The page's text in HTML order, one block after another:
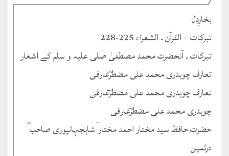
بخارِدل
تبرکات – القرآن ۔ الشعراء 225-228
تبرکات ۔ آنحضرت محمد مصطفیٰ صلی علیہ و سلم کے اشعار
تعارف چوہدری محمد علی مضطرؔعارفی
تعارف چوہدری محمد علی مضطرؔعارفی
چوہدری محمد علی مضطرؔعارفی
حضرت حافظ سید مختار احمد مختار ؔشاہجہانپوری صاحب ؓ
درثمین